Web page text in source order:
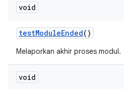
void
testModuleEnded()
Melaporkan akhir proses modul.
void